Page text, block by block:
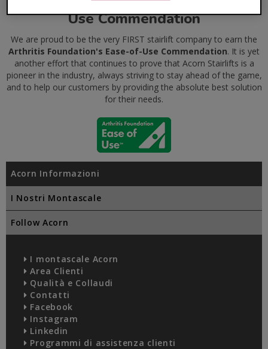
Use Commendation
We are proud to be the very FIRST stairlift company to earn the
Arthritis Foundation's Ease-of-Use Commendation. It is yet
another effort that continues to prove that Acorn Stairlifts is a
pioneer in the industry, always striving to stay ahead of the game,
and to help our customers by providing the absolute best solution
for their needs.
Acorn Informazioni
I Nostri Montascale
Follow Acorn
I montascale Acorn
Area Clienti
Qualità e Collaudi
Contatti
Facebook
Instagram
Linkedin
Programmi di assistenza clienti